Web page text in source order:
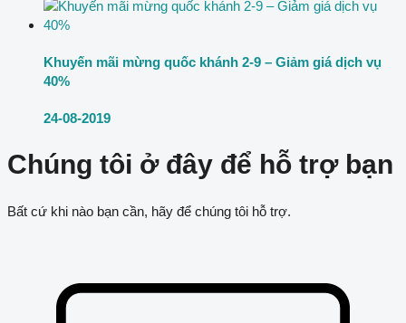
Khuyến mãi mừng quốc khánh 2-9 – Giảm giá dịch vụ
40%
24-08-2019
Chúng tôi ở đây để hỗ trợ bạn
Bất cứ khi nào bạn cần, hãy để chúng tôi hỗ trợ.